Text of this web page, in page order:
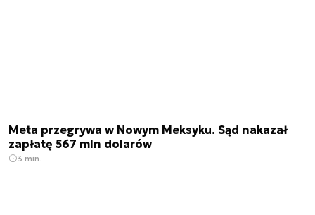
Meta przegrywa w Nowym Meksyku. Sąd nakazał
zapłatę 567 mln dolarów
3 min.